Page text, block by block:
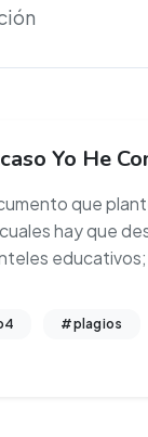
Yo He
que
hay que
#plagios